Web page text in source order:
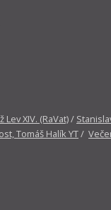
Lev XIV. (RaVat)/
Tomáš Halík YT/